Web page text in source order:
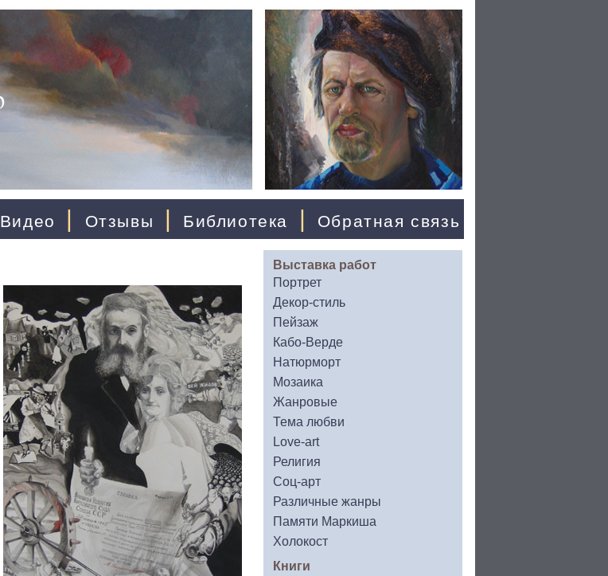
Видео | Отзывы | Библиотека | Обратная связь
Выставка работ
Портрет
Декор-стиль
Пейзаж
Кабо-Верде
Натюрморт
Мозаика
Жанровые
Тема любви
Love-art
Религия
Соц-арт
Различные жанры
Памяти Маркиша
Холокост
Книги